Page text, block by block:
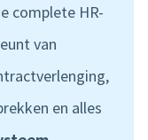
complete HR-
van
en alles